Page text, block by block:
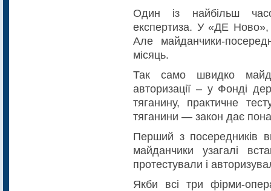
Один із найбільш
експертиза. У «ДЕ Ново»,
Але майданчики-
місяць.
Так само швидко
авторизації – у Фонді
тяганину, практичне
тяганини — закон дає
Перший з посередників
майданчики узагалі
протестували і
Якби всі три фірми-